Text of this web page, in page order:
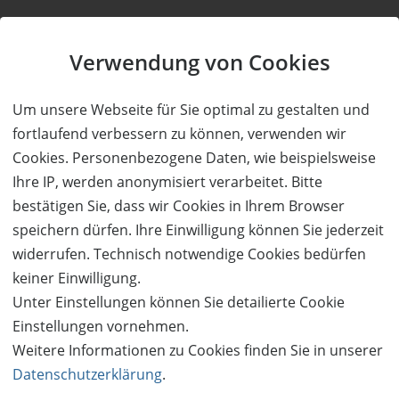
Verwendung von Cookies
Um unsere Webseite für Sie optimal zu gestalten und
fortlaufend verbessern zu können, verwenden wir
Cookies. Personenbezogene Daten, wie beispielsweise
Ihre IP, werden anonymisiert verarbeitet. Bitte
bestätigen Sie, dass wir Cookies in Ihrem Browser
speichern dürfen. Ihre Einwilligung können Sie jederzeit
widerrufen. Technisch notwendige Cookies bedürfen
keiner Einwilligung.
Unter Einstellungen können Sie detailierte Cookie
Einstellungen vornehmen.
Weitere Informationen zu Cookies finden Sie in unserer
Datenschutzerklärung.
Kauf ohne Kundenkonto
tätigen. Nach Abschluss des Kaufvorgangs haben Sie die
Möglichkeit, Ihre Daten in einem Kundenkonto speichern zu
lassen.
Kauf über bestehendes Kundenkonto
Wenn Sie bereits ein Kundenkonto haben, können Sie sich
nachfolgend einloggen. Die Daten, die zur Bestellung nötig sind,
werden dann automatisch aus Ihrem Kundenkonto